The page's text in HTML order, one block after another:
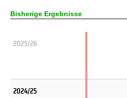
Bisherige Ergebnisse
2025/26
2024/25